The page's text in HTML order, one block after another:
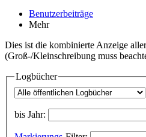
Benutzerbeiträge
Mehr
Dies ist die kombinierte Anzeige
(Groß-/Kleinschreibung muss
Logbücher
bis Jahr: